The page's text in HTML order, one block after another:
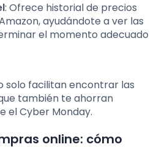
: Ofrece historial de precios
ayudándote a ver las
el momento adecuado
solo facilitan encontrar las
también te ahorran
el Cyber Monday.
online: cómo